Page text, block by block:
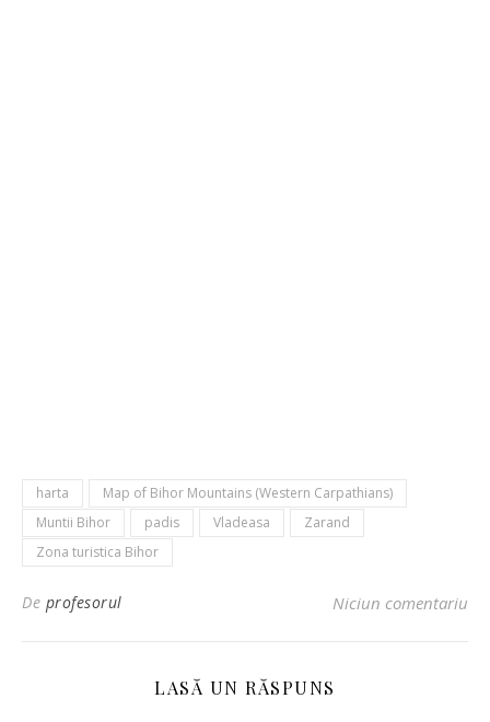
harta
Map of Bihor Mountains (Western Carpathians)
Muntii Bihor
padis Vladeasa
Zarand
Zona turistica Bihor
De profesorul Niciun comentariu
LASĂ UN RĂSPUNS